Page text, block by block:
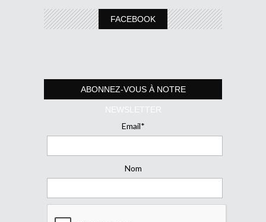
FACEBOOK
ABONNEZ-VOUS À NOTRE
NEWSLETTER
Email*
Nom